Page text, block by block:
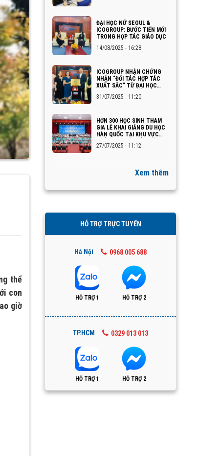
thể
con
giờ
ĐẠI HỌC NỮ SEOUL &
ICOGROUP: BƯỚC TIẾN MỚI
TRONG HỢP TÁC GIÁO DỤC
14/08/2025 - 16:28
ICOGROUP NHẬN CHỨNG
NHẬN “ĐỐI TÁC HỢP TÁC
XUẤT SẮC” TỪ ĐẠI HỌC
31/07/2025 - 11:20
HƠN 300 HỌC SINH THAM
GIA LỄ KHAI GIẢNG DU HỌC
HÀN QUỐC TẠI KHU VỰC
27/07/2025 - 11:12
Xem thêm
HỖ TRỢ TRỰC TUYẾN
Hà Nội 0968 005 688
HỖ TRỢ 1 HỖ TRỢ 2
TP.HCM 0329 013 013
HỖ TRỢ 1 HỖ TRỢ 2